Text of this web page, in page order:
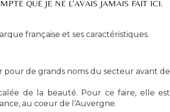
QUE JE NE L’AVAIS JAMAIS FAIT ICI.
française et ses caractéristiques.
pour de grands noms du secteur avant de
de la beauté. Pour ce faire, elle est
au coeur de l’Auvergne.